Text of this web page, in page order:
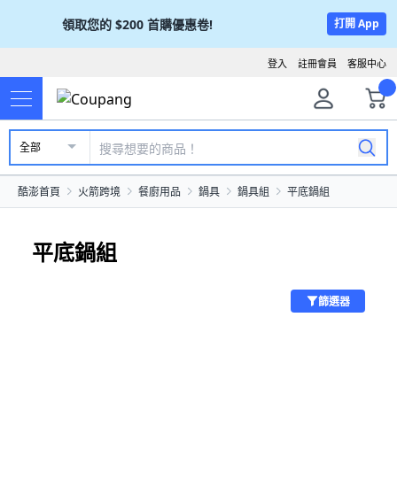
領取您的 $200 首購優惠卷! 打開 App
客服中心
註冊會員
登入
全部
酷澎首頁 火箭跨境 餐廚用品 鍋具 鍋具組 平底鍋組
平底鍋組
篩選器